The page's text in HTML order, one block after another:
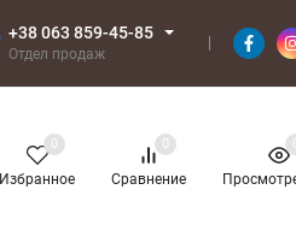
+38 063 859-45-85
Отдел продаж
Избранное
0
Сравнение
0 0